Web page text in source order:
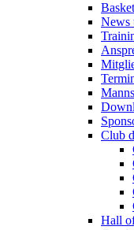
News
Club
Hall